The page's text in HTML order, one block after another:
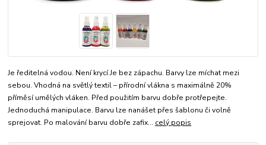
Je ředitelná vodou. Není krycí.Je bez zápachu. Barvy lze míchat mezi
sebou. Vhodná na světlý textil – přírodní vlákna s maximálně 20%
příměsí umělých vláken. Před použitím barvu dobře protřepejte.
Jednoduchá manipulace. Barvu lze nanášet přes šablonu či volně
sprejovat. Po malování barvu dobře zafix... celý popis